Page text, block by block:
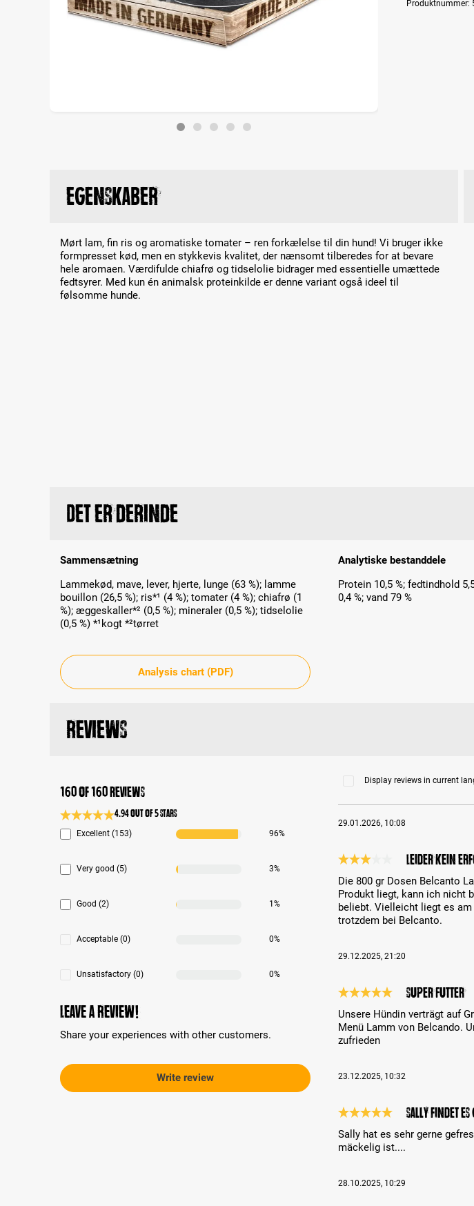
Produktnummer:
Egenskaber
Mørt lam, fin ris og aromatiske tomater – ren forkælelse til din hund! Vi bruger ikke
formpresset kød, men en stykkevis kvalitet, der nænsomt tilberedes for at bevare
hele aromaen. Værdifulde chiafrø og tidselolie bidrager med essentielle umættede
fedtsyrer. Med kun én animalsk proteinkilde er denne variant også ideel til
følsomme hunde.
Det er derinde
Sammensætning
Lammekød, mave, lever, hjerte, lunge (63 %); lamme
bouillon (26,5 %); ris*¹ (4 %); tomater (4 %); chiafrø (1
%); æggeskaller*² (0,5 %); mineraler (0,5 %); tidselolie
(0,5 %) *¹kogt *²tørret
Analytiske bestanddele
Protein 10,5 %; fedtindhold
0,4 %; vand 79 %
Analysis chart (PDF)
Reviews
160 of 160 reviews
Average rating 4.9 of 5 Stars
4.94 out of 5 stars
Excellent (153) 96%
Very good (5) 3%
Good (2) 1%
Acceptable (0) 0%
Unsatisfactory (0) 0%
Leave a review!
Share your experiences with other customers.
Write review
Display reviews in current
29.01.2026, 10:08
Leider kein
Die 800 gr Dosen Belcanto
Produkt liegt, kann ich nicht
beliebt. Vielleicht liegt es
trotzdem bei Belcanto.
29.12.2025, 21:20
super Futter
Unsere Hündin verträgt auf
Menü Lamm von Belcando.
zufrieden
23.12.2025, 10:32
Sally findet
Sally hat es sehr gerne
mäckelig ist....
28.10.2025, 10:29